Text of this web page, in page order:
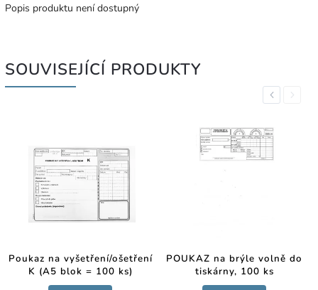
Popis produktu není dostupný
SOUVISEJÍCÍ PRODUKTY
Previous
Poukaz na vyšetření/ošetření
K (A5 blok = 100 ks)
POUKAZ na brýle volně do
tiskárny, 100 ks
Next